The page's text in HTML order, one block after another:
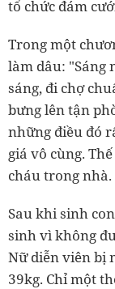
tổ chức đám
Trong một
làm dâu: "Sáng
sáng, đi chợ
bưng lên tận
những điều đó
giá vô cùng.
cháu trong
Sau khi sinh
sinh vì không
Nữ diễn viên bị
39kg. Chỉ một